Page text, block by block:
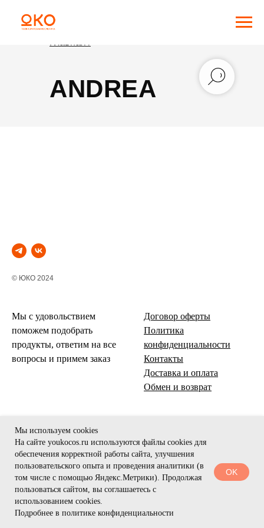
Мы используем cookies
На сайте youkocos.ru используются файлы cookies для
обеспечения корректной работы сайта, улучшения
пользовательского опыта и проведения аналитики (в
том числе с помощью Яндекс.Метрики). Продолжая
пользоваться сайтом, вы соглашаетесь с
использованием cookies.
Подробнее в политике конфиденциальности
OK
ANDREA
© ЮКО 2024
Мы с удовольствием
поможем подобрать
продукты, ответим на все
вопросы и примем заказ
Договор оферты
Политика
конфиденциальности
Контакты
Доставка и оплата
Обмен и возврат